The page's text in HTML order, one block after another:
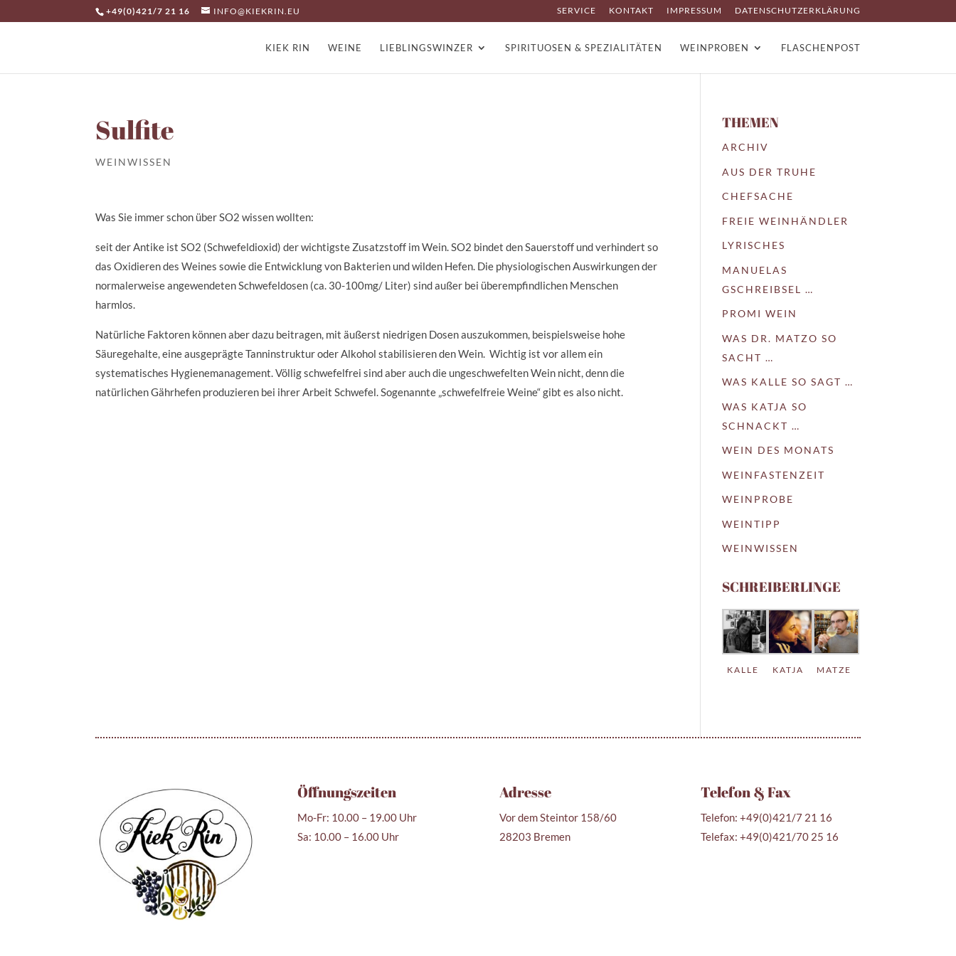
+49(0)421/7 21 16 INFO@KIEKRIN.EU SERVICE KONTAKT IMPRESSUM DATENSCHUTZERKLÄRUNG
KIEK RIN WEINE LIEBLINGSWINZER SPIRITUOSEN & SPEZIALITÄTEN WEINPROBEN FLASCHENPOST
Sulfite
WEINWISSEN
Was Sie immer schon über SO2 wissen wollten:
seit der Antike ist SO2 (Schwefeldioxid) der wichtigste Zusatzstoff im Wein. SO2 bindet den Sauerstoff und verhindert so
das Oxidieren des Weines sowie die Entwicklung von Bakterien und wilden Hefen. Die physiologischen Auswirkungen der
normalerweise angewendeten Schwefeldosen (ca. 30-100mg/ Liter) sind außer bei überempfindlichen Menschen
harmlos.
Natürliche Faktoren können aber dazu beitragen, mit äußerst niedrigen Dosen auszukommen, beispielsweise hohe
Säuregehalte, eine ausgeprägte Tanninstruktur oder Alkohol stabilisieren den Wein. Wichtig ist vor allem ein
systematisches Hygienemanagement. Völlig schwefelfrei sind aber auch die ungeschwefelten Wein nicht, denn die
natürlichen Gährhefen produzieren bei ihrer Arbeit Schwefel. Sogenannte „schwefelfreie Weine“ gibt es also nicht.
THEMEN
ARCHIV
AUS DER TRUHE
CHEFSACHE
FREIE WEINHÄNDLER
LYRISCHES
MANUELAS
GSCHREIBSEL …
PROMI WEIN
WAS DR. MATZO SO
SACHT …
WAS KALLE SO SAGT …
WAS KATJA SO
SCHNACKT …
WEIN DES MONATS
WEINFASTENZEIT
WEINPROBE
WEINTIPP
WEINWISSEN
SCHREIBERLINGE
KALLE KATJA MATZE
Öffnungszeiten
Mo-Fr: 10.00 – 19.00 Uhr
Sa: 10.00 – 16.00 Uhr
Adresse
Vor dem Steintor 158/60
28203 Bremen
Telefon & Fax
Telefon: +49(0)421/7 21 16
Telefax: +49(0)421/70 25 16